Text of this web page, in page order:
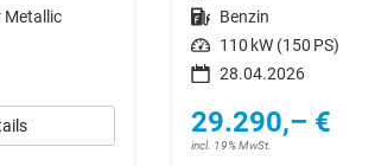
Metallic
Kraftstoff Benzin
Leistung 110 kW (150 PS)
28.04.2026
29.290,– €
incl. 19% MwSt.